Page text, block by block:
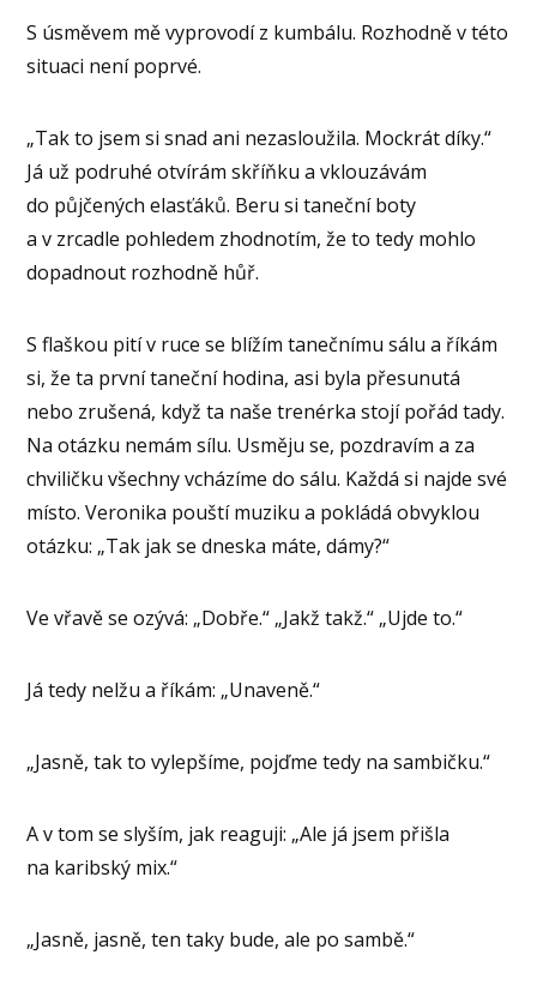
S úsměvem mě vyprovodí z kumbálu. Rozhodně v této
situaci není poprvé.
„Tak to jsem si snad ani nezasloužila. Mockrát díky.“
Já už podruhé otvírám skříňku a vklouzávám
do půjčených elasťáků. Beru si taneční boty
a v zrcadle pohledem zhodnotím, že to tedy mohlo
dopadnout rozhodně hůř.
S flaškou pití v ruce se blížím tanečnímu sálu a říkám
si, že ta první taneční hodina, asi byla přesunutá
nebo zrušená, když ta naše trenérka stojí pořád tady.
Na otázku nemám sílu. Usměju se, pozdravím a za
chviličku všechny vcházíme do sálu. Každá si najde své
místo. Veronika pouští muziku a pokládá obvyklou
otázku: „Tak jak se dneska máte, dámy?“
Ve vřavě se ozývá: „Dobře.“ „Jakž takž.“ „Ujde to.“
Já tedy nelžu a říkám: „Unaveně.“
„Jasně, tak to vylepšíme, pojďme tedy na sambičku.“
A v tom se slyším, jak reaguji: „Ale já jsem přišla
na karibský mix.“
„Jasně, jasně, ten taky bude, ale po sambě.“